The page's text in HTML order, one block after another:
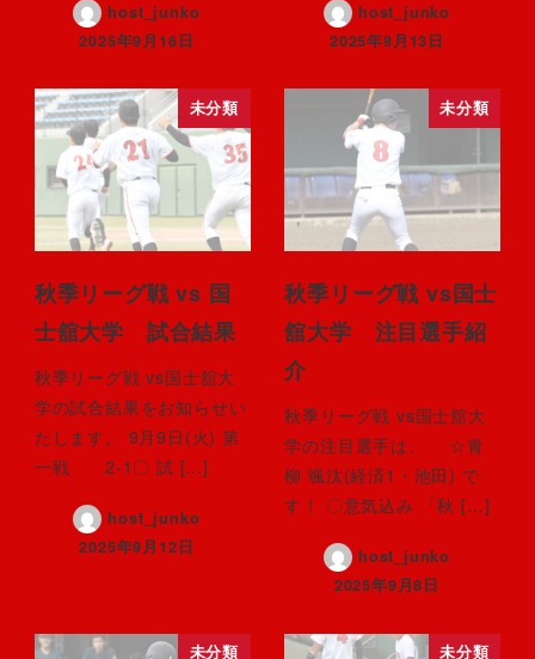
host_junko
2025年9月16日
host_junko
2025年9月13日
未分類
秋季リーグ戦 vs 国
士舘大学 試合結果
秋季リーグ戦 vs国士舘大
学の試合結果をお知らせい
たします。 9月9日(火) 第
一戦 2-1〇 試 […]
host_junko
2025年9月12日
未分類
秋季リーグ戦 vs国士
舘大学 注目選手紹
介
秋季リーグ戦 vs国士舘大
学の注目選手は、 ☆青
柳 颯汰(経済1・池田) で
す！ 〇意気込み 「秋 […]
host_junko
2025年9月8日
未分類 未分類